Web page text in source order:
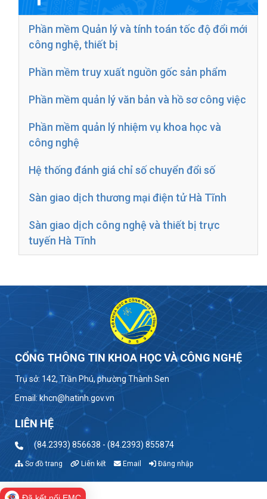
Phần mềm Quản lý và tính toán tốc độ đổi mới
công nghệ, thiết bị
Phần mềm truy xuất nguồn gốc sản phẩm
Phần mềm quản lý văn bản và hồ sơ công việc
Phần mềm quản lý nhiệm vụ khoa học và
công nghệ
Hệ thống đánh giá chỉ số chuyển đổi số
Sàn giao dịch thương mại điện tử Hà Tĩnh
Sàn giao dịch công nghệ và thiết bị trực
tuyến Hà Tĩnh
CỔNG THÔNG TIN KHOA HỌC VÀ CÔNG NGHỆ
Trụ sở: 142, Trần Phú, phường Thành Sen
Email: khcn@hatinh.gov.vn
LIÊN HỆ
(84.2393) 856638 - (84.2393) 855874
Sơ đồ trang Liên kết Email Đăng nhập